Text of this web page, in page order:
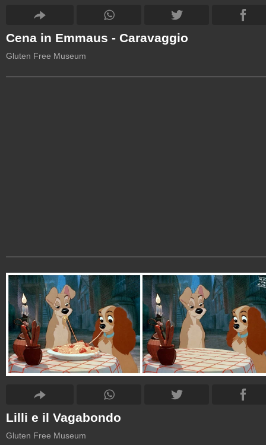
Cena in Emmaus - Caravaggio
Gluten Free Museum
Lilli e il Vagabondo
Gluten Free Museum